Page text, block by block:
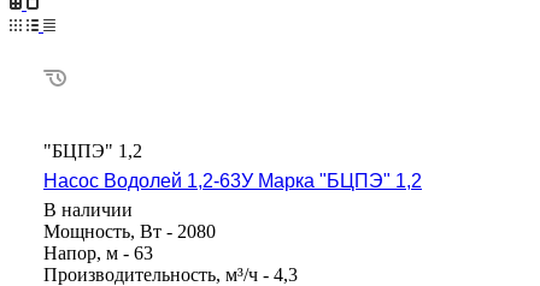
"БЦПЭ" 1,2
Насос Водолей 1,2-63У Марка "БЦПЭ" 1,2
В наличии
Мощность, Вт - 2080
Напор, м - 63
Производительность, м³/ч - 4,3